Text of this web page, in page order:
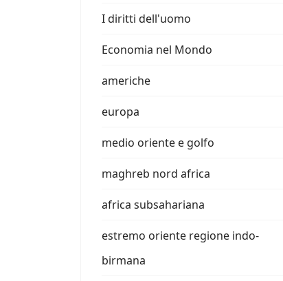
I diritti dell'uomo
Economia nel Mondo
americhe
europa
medio oriente e golfo
maghreb nord africa
africa subsahariana
estremo oriente regione indo-
birmana